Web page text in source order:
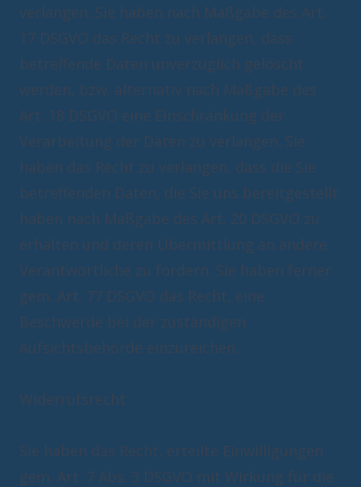
verlangen. Sie haben nach Maßgabe des Art.
17 DSGVO das Recht zu verlangen, dass
betreffende Daten unverzüglich gelöscht
werden, bzw. alternativ nach Maßgabe des
Art. 18 DSGVO eine Einschränkung der
Verarbeitung der Daten zu verlangen. Sie
haben das Recht zu verlangen, dass die Sie
betreffenden Daten, die Sie uns bereitgestellt
haben nach Maßgabe des Art. 20 DSGVO zu
erhalten und deren Übermittlung an andere
Verantwortliche zu fordern. Sie haben ferner
gem. Art. 77 DSGVO das Recht, eine
Beschwerde bei der zuständigen
Aufsichtsbehörde einzureichen.
Widerrufsrecht
Sie haben das Recht, erteilte Einwilligungen
gem. Art. 7 Abs. 3 DSGVO mit Wirkung für die